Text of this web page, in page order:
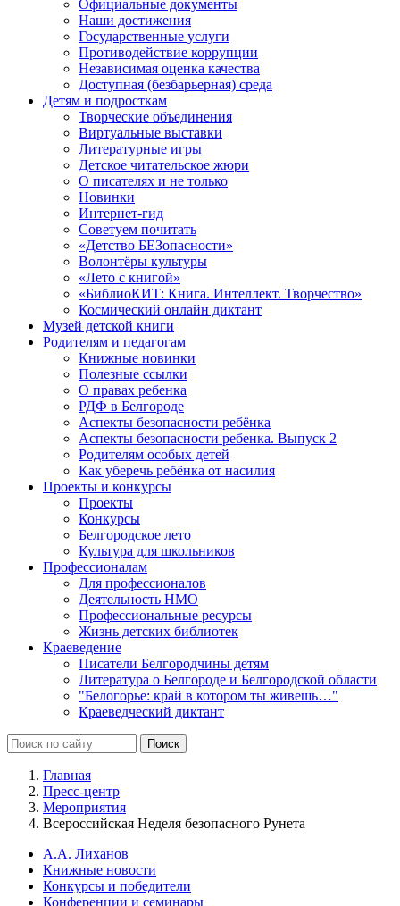
Официальные документы
Наши достижения
Государственные услуги
Противодействие коррупции
Независимая оценка качества
Доступная (безбарьерная) среда
Детям и подросткам
Творческие объединения
Виртуальные выставки
Литературные игры
Детское читательское жюри
О писателях и не только
Новинки
Интернет-гид
Советуем почитать
«Детство БЕЗопасности»
Волонтёры культуры
«Лето с книгой»
«БиблиоКИТ: Книга. Интеллект. Творчество»
Космический онлайн диктант
Музей детской книги
Родителям и педагогам
Книжные новинки
Полезные ссылки
О правах ребенка
РДФ в Белгороде
Аспекты безопасности ребёнка
Аспекты безопасности ребенка. Выпуск 2
Родителям особых детей
Как уберечь ребёнка от насилия
Проекты и конкурсы
Проекты
Конкурсы
Белгородское лето
Культура для школьников
Профессионалам
Для профессионалов
Деятельность НМО
Профессиональные ресурсы
Жизнь детских библиотек
Краеведение
Писатели Белгородчины детям
Литература о Белгороде и Белгородской области
"Белогорье: край в котором ты живешь…"
Краеведческий диктант
Главная
Пресс-центр
Мероприятия
Всероссийская Неделя безопасного Рунета
А.А. Лиханов
Книжные новости
Конкурсы и победители
Конференции и семинары